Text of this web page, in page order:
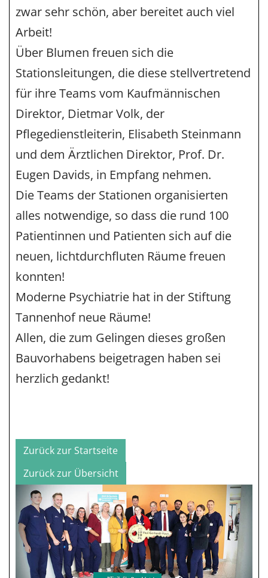
zwar sehr schön, aber bereitet auch viel
Arbeit!
Über Blumen freuen sich die
Stationsleitungen, die diese stellvertretend
für ihre Teams vom Kaufmännischen
Direktor, Dietmar Volk, der
Pflegedienstleiterin, Elisabeth Steinmann
und dem Ärztlichen Direktor, Prof. Dr.
Eugen Davids, in Empfang nehmen.
Die Teams der Stationen organisierten
alles notwendige, so dass die rund 100
Patientinnen und Patienten sich auf die
neuen, lichtdurchfluten Räume freuen
konnten!
Moderne Psychiatrie hat in der Stiftung
Tannenhof neue Räume!
Allen, die zum Gelingen dieses großen
Bauvorhabens beigetragen haben sei
herzlich gedankt!
Zurück zur Startseite
Zurück zur Übersicht